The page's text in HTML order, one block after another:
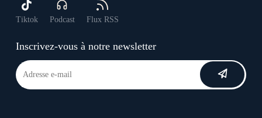
Tiktok Podcast Flux RSS
Inscrivez-vous à notre newsletter